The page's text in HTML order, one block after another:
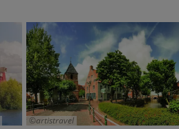
artistravel